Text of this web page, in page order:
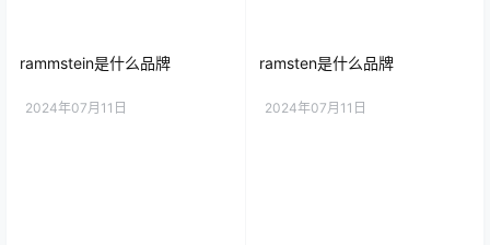
rammstein是什么品牌
2024年07月11日
ramsten是什么品牌
2024年07月11日